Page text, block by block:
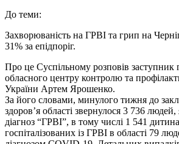
До теми:
Захворюваність на ГРВІ та грип на
31% за епідпоріг.
Про це Суспільному розповів заступник
обласного центру контролю та
України Артем Ярошенко.
За його словами, минулого тижня до
здоров’я області звернулося 3 736
діагноз “ГРВІ”, в тому числі 1 541
госпіталізованих із ГРВІ в області 79